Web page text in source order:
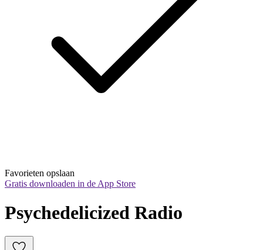
Favorieten opslaan
Gratis downloaden in de App Store
Psychedelicized Radio